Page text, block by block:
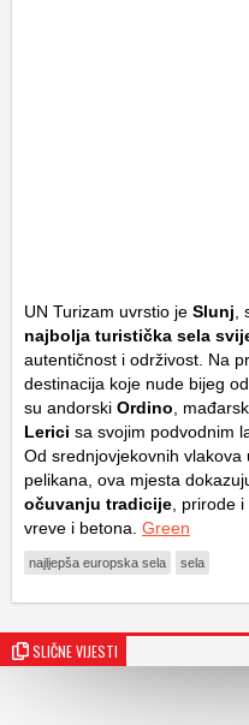
UN Turizam uvrstio je Slunj
najbolja turistička sela
autentičnost i održivost. Na
destinacija koje nude bijeg
su andorski Ordino ,
Lerici sa svojim podvodnim
Od srednjovjekovnih
pelikana, ova mjesta
očuvanju tradicije , prirode
vreve i betona. Green
najljepša europska sela sela
SLIČNE VIJESTI